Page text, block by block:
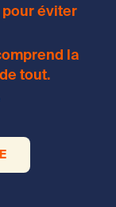
éviter
la
tout.